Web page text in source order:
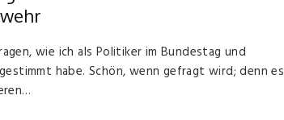
wie ich als Politiker im Bundestag und
habe. Schön, wenn gefragt wird; denn es